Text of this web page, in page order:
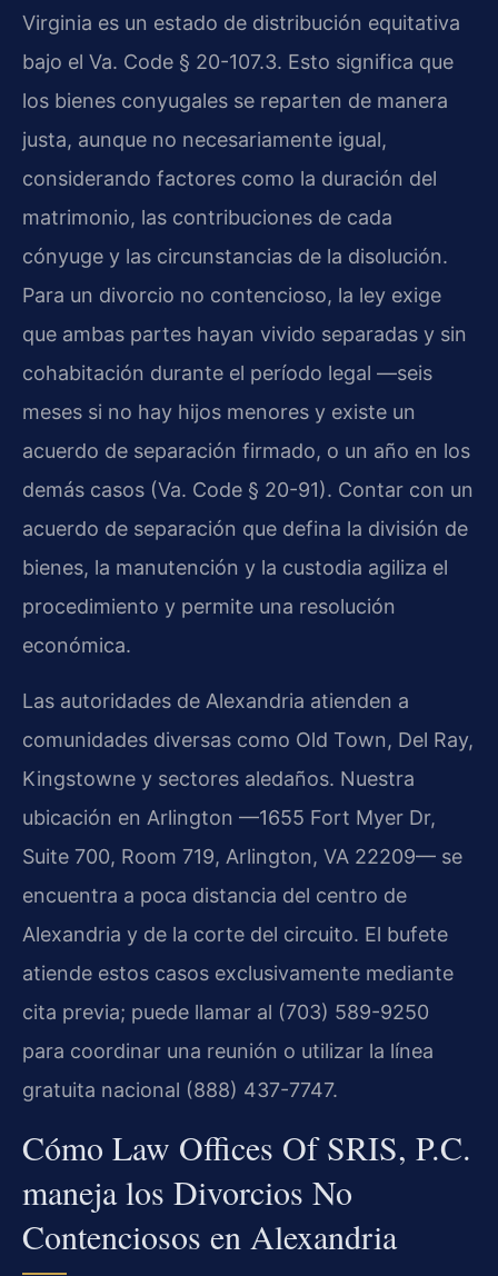
Virginia es un estado de distribución equitativa
bajo el Va. Code § 20-107.3. Esto significa que
los bienes conyugales se reparten de manera
justa, aunque no necesariamente igual,
considerando factores como la duración del
matrimonio, las contribuciones de cada
cónyuge y las circunstancias de la disolución.
Para un divorcio no contencioso, la ley exige
que ambas partes hayan vivido separadas y sin
cohabitación durante el período legal —seis
meses si no hay hijos menores y existe un
acuerdo de separación firmado, o un año en los
demás casos (Va. Code § 20-91). Contar con un
acuerdo de separación que defina la división de
bienes, la manutención y la custodia agiliza el
procedimiento y permite una resolución
económica.
Las autoridades de Alexandria atienden a
comunidades diversas como Old Town, Del Ray,
Kingstowne y sectores aledaños. Nuestra
ubicación en Arlington —1655 Fort Myer Dr,
Suite 700, Room 719, Arlington, VA 22209— se
encuentra a poca distancia del centro de
Alexandria y de la corte del circuito. El bufete
atiende estos casos exclusivamente mediante
cita previa; puede llamar al (703) 589-9250
para coordinar una reunión o utilizar la línea
gratuita nacional (888) 437-7747.
Cómo Law Offices Of SRIS, P.C.
maneja los Divorcios No
Contenciosos en Alexandria